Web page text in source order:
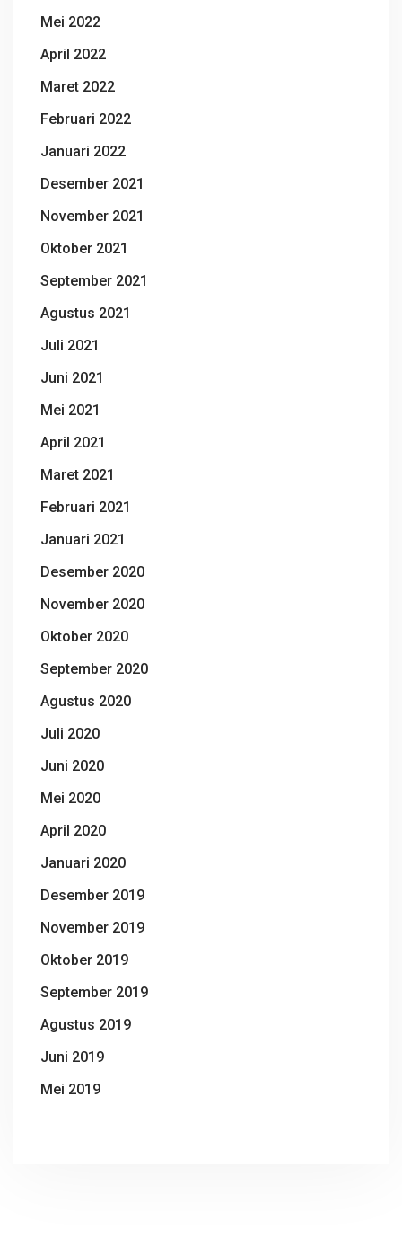
Mei 2022
April 2022
Maret 2022
Februari 2022
Januari 2022
Desember 2021
November 2021
Oktober 2021
September 2021
Agustus 2021
Juli 2021
Juni 2021
Mei 2021
April 2021
Maret 2021
Februari 2021
Januari 2021
Desember 2020
November 2020
Oktober 2020
September 2020
Agustus 2020
Juli 2020
Juni 2020
Mei 2020
April 2020
Januari 2020
Desember 2019
November 2019
Oktober 2019
September 2019
Agustus 2019
Juni 2019
Mei 2019